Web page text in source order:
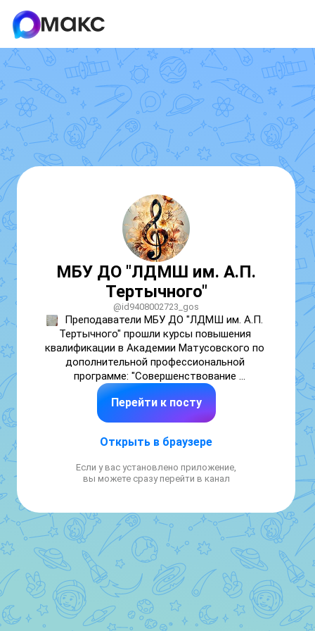
МБУ ДО "ЛДМШ им. А.П.
Тертычного"
@id9408002723_gos
Преподаватели МБУ ДО "ЛДМШ им. А.П.
Тертычного" прошли курсы повышения
квалификации в Академии Матусовского по
дополнительной профессиональной
программе: "Совершенствование
профессиональных навыков
преподавателей ДМШ и ДШИ"
Перейти к посту
Открыть в браузере
Если у вас установлено приложение,
вы можете сразу перейти в канал